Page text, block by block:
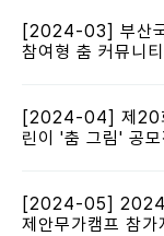
[2024-03] 부산
참여형 춤 커뮤니
[2024-04] 제20
린이 '춤 그림' 공
[2024-05] 2024
제안무가캠프 참가